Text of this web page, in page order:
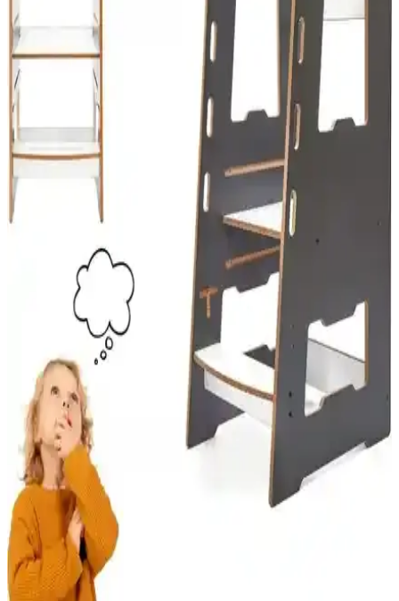
Okyanus Yayınları 8. Sınıf Master Paragraf Soru
Bankası Eğitim Kaynağı
Okyanus Yayınları'nın 8. sınıf master paragraf soru bankası,
kapsamlı içeriğiyle öğrencilerin sınavlara etkili hazırlık yapmasını
sağlar, pratik ve konu özetli yapısıyla öğrenmeyi kolaylaştırır.
Arıtime ve Yılzlar Onluk Taban Blokları
Karşılaştırması: Hangi Ürün Öğrenmeyi Destekler
İki popüler onluk taban bloklarını detaylı karşılaştırıyoruz. Arıtime
ve Yılzlar ürünlerinin özellikleri, kullanıcı yorumları ve eğitimdeki
kullanımıyla ilgili önemli noktaları öğrenin.
Efsane Yayınları ve Fenomen Yayıncılık 8. Sınıf
Matematik Kaynaklarının Karşılaştırması
İki popüler 8. sınıf matematik kaynağını karşılaştırıyoruz. Efsane
Yayınları'nın tüm dersler testi ve Fenomen Yayıncılık'ın soru bankası
arasındaki farkları ve avantajları öğrenerek en uygun seçimi yapın.
Timaş Çocuk Kitapları Karşılaştırması: Nohut
Adam ve Uzaya Giden Tren Özellikleri
İki Timaş çocuk kitabı, 0-3 yaş arası çocuklara hitap eder. Nohut
Adam renkli ve eğlenceli, Uzaya Giden Tren ise hayal gücünü
teşvik eder, her biri farklı özellikler ve avantajlar sunar.
Çocuklar İçin 208 Parçalık Boyama Seti: Yaratıcılığı
Geliştiren Eğitici Malzeme
Geniş renk ve parça seçeneğiyle çocukların yaratıcılığını artıran
güvenli ve dayanıklı 208 parçalık boyama seti, eğlence ve eğitimi bir
arada sunar.